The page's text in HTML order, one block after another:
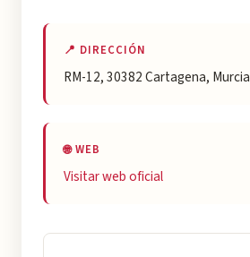
📍 DIRECCIÓN
RM-12, 30382 Cartagena, Murcia
🌐 WEB
Visitar web oficial